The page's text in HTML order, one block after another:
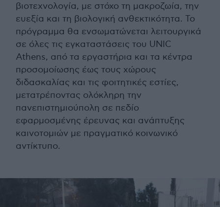
βιοτεχνολογία, με στόχο τη μακροζωία, την
ευεξία και τη βιολογική ανθεκτικότητα. Το
πρόγραμμα θα ενσωματώνεται λειτουργικά
σε όλες τις εγκαταστάσεις του UNIC
Athens, από τα εργαστήρια και τα κέντρα
προσομοίωσης έως τους χώρους
διδασκαλίας και τις φοιτητικές εστίες,
μετατρέποντας ολόκληρη την
πανεπιστημιούπολη σε πεδίο
εφαρμοσμένης έρευνας και ανάπτυξης
καινοτομιών με πραγματικό κοινωνικό
αντίκτυπο.